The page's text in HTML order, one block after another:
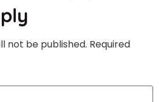
not be published. Required